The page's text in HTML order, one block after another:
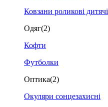
Ковзани роликові дитячі
Одяг(2)
Кофти
Футболки
Оптика(2)
Окуляри сонцезахисні